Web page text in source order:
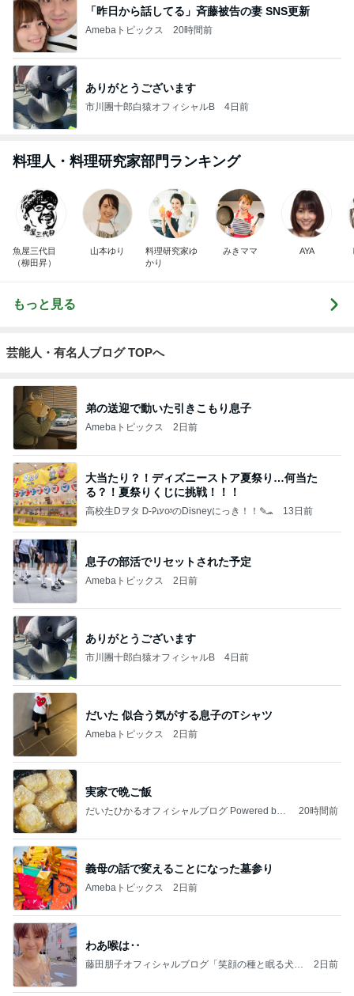
「昨日から話してる」斉藤被告の妻 SNS更新
Amebaトピックス 20時間前
ありがとうございます
市川團十郎白猿オフィシャルB 4日前
料理人・料理研究家部門ランキング
魚屋三代目
（柳田昇）
山本ゆり
料理研究家ゆ
かり
みきママ AYA
もっと見る
芸能人・有名人ブログ TOPへ
弟の送迎で動いた引きこもり息子
Amebaトピックス 2日前
大当たり？！ディズニーストア夏祭り…何当た
る？！夏祭りくじに挑戦！！！
高校生Dヲタ Ꭰ-ᎮꭵꭹꭴのDisneyにっき！！✎ܚ 13日前
息子の部活でリセットされた予定
Amebaトピックス 2日前
ありがとうございます
市川團十郎白猿オフィシャルB 4日前
だいた 似合う気がする息子のTシャツ
Amebaトピックス 2日前
実家で晩ご飯
だいたひかるオフィシャルブログ Powered by
20時間前
義母の話で変えることになった墓参り
Amebaトピックス 2日前
わあ喉は‥
藤田朋子オフィシャルブログ「笑顔の種と眠る犬」
2日前